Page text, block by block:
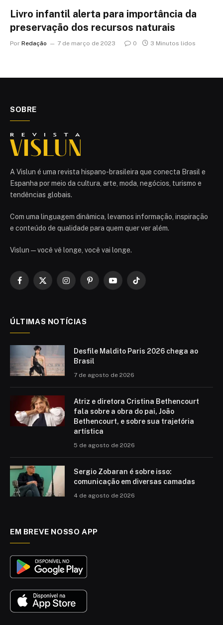
Livro infantil alerta para importância da
preservação dos recursos naturais
Por Redação 7 de março de 2023 0 3 Minutos lidos
SOBRE
A Vislun é uma revista hispano-brasileira que conecta Brasil e
Espanha por meio da cultura, arte, moda, negócios, turismo e
tendências globais.
Com uma linguagem dinâmica, levamos informação, inspiração
e conteúdo de qualidade para quem quer ver além.
Vislun — você vê longe, você vai longe.
Facebook
X
InstagramPinterestYouTubeTikTok
ÚLTIMAS NOTÍCIAS
Desfile Maldito Paris 2026 chega ao
Brasil
7 de agosto de 2026
Atriz e diretora Cristina Bethencourt
fala sobre a obra do pai, João
Bethencourt, e sobre sua trajetória
artística
5 de agosto de 2026
Sergio Zobaran é sobre isso:
comunicação em diversas camadas
4 de agosto de 2026
EM BREVE NOSSO APP